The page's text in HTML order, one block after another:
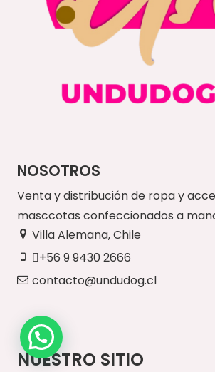
NOSOTROS
Venta y distribución de ropa y
masccotas confeccionados a
Villa Alemana, Chile
+56 9 9430 2666
contacto@undudog.cl
NUESTRO SITIO